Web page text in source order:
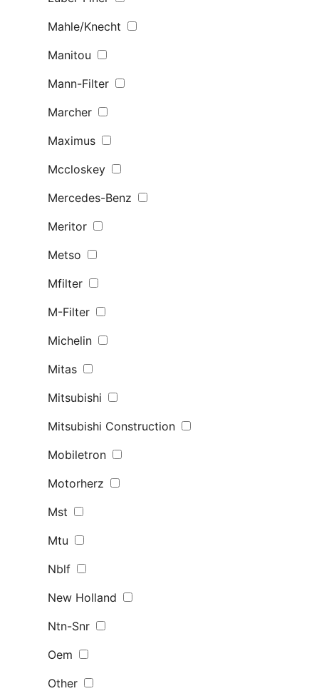
Mahle/Knecht
Manitou
Mann-Filter
Marcher
Maximus
Mccloskey
Mercedes-Benz
Meritor
Metso
Mfilter
M-Filter
Michelin
Mitas
Mitsubishi
Mitsubishi Construction
Mobiletron
Motorherz
Mst
Mtu
Nblf
New Holland
Ntn-Snr
Oem
Other